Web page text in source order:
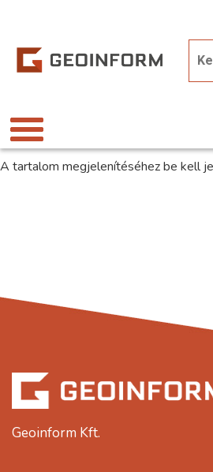
A tartalom megjelenítéséhez be kell
Geoinform Kft.